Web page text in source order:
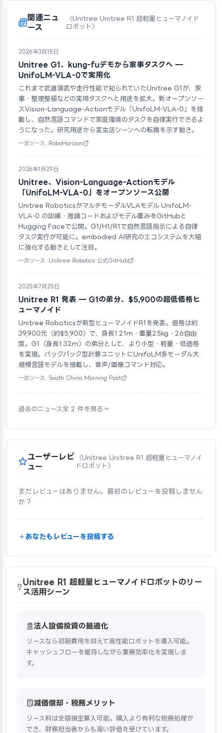
関連ニュ
ース
（Unitree Unitree R1 超軽量ヒューマノイド
ロボット）
2026年3月15日
Unitree G1、kung-fuデモから家事タスクへ —
UnifoLM-VLA-0で実用化
これまで武道演武や走行性能で知られていたUnitree G1が、家
事・整理整頓などの実用タスクへと用途を拡大。新オープンソー
スVision-Language-Actionモデル「UnifoLM-VLA-0」を搭
載し、自然言語コマンドで家庭環境のタスクを自律実行できるよ
うになった。研究用途から実生活シーンへの転換を示す動き。
一次ソース: RoboHorizon
2026年1月29日
Unitree、Vision-Language-Actionモデル
「UnifoLM-VLA-0」をオープンソース公開
Unitree RoboticsがマルチモーダルVLAモデル UnifoLM-
VLA-0 の訓練・推論コードおよびモデル重みをGitHubと
Hugging Faceで公開。G1/H1/R1で自然言語指示による自律
タスク実行が可能に。embodied AI研究のエコシステムを大幅
に強化する動きとして注目。
一次ソース: Unitree Robotics 公式GitHub
2025年7月25日
Unitree R1 発表 — G1の弟分、$5,900の超低価格ヒ
ューマノイド
Unitree Roboticsが新型ヒューマノイドR1を発表。価格は約
39,900元（約$5,900）で、身長1.21m・重量25kg・26自由
度。G1（身長1.32m）の弟分として、より小型・軽量・低価格
を実現。バックパック型計算ユニットにUnifoLM多モーダル大
規模言語モデルを搭載し、音声/画像コマンド対応。
一次ソース: South China Morning Post
過去のニュース全 2 件を見る
ユーザーレビ
ュー
（Unitree Unitree R1 超軽量ヒューマノイ
ドロボット）
まだレビューはありません。最初のレビューを投稿しません
か？
あなたもレビューを投稿する
Unitree R1 超軽量ヒューマノイドロボットのリー
ス活用シーン
法人設備投資の最適化
リースなら初期費用を抑えて高性能ロボットを導入可能。
キャッシュフローを維持しながら業務効率化を実現しま
す。
減価償却・税務メリット
リース料は全額損金算入可能。購入より有利な税務処理が
でき、財務担当者からも高い評価を受けています。